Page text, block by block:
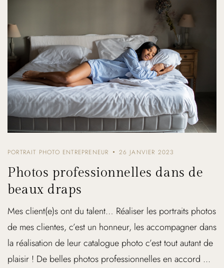
PORTRAIT PHOTO ENTREPRENEUR 26 JANVIER 2023
Photos professionnelles dans de
beaux draps
Mes client(e)s ont du talent… Réaliser les portraits photos
de mes clientes, c’est un honneur, les accompagner dans
la réalisation de leur catalogue photo c’est tout autant de
plaisir ! De belles photos professionnelles en accord ...